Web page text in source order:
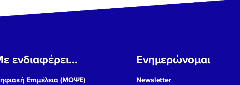
ενδιαφέρει...
Επιμέλεια (ΜΟΨΕ)
Ενημερώνομαι
Newsletter